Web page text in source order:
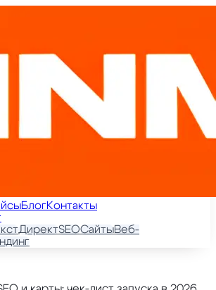
БлогКонтакты
ДиректSEOСайтыВеб-